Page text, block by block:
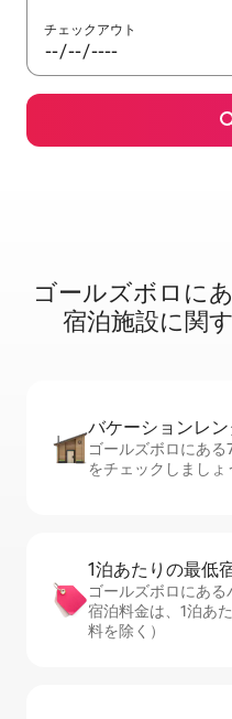
チェックアウト
ゴールズボロに⁠
宿⁠泊⁠施⁠設⁠に関⁠
バケーションレ⁠
ゴールズボロにあ
をチェックしましょ
1泊あたりの最⁠低⁠
ゴールズボロにあ
宿泊料金は、1泊あ
料を除く）